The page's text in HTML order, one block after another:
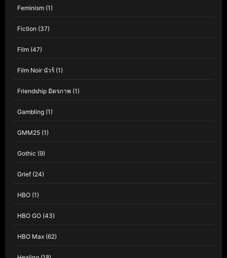
Feminism (1)
Fiction (37)
Film (47)
Film Noir นัวร์ (1)
Friendship มิตรภาพ (1)
Gambling (1)
GMM25 (1)
Gothic (9)
Grief (24)
HBO (1)
HBO GO (43)
HBO Max (62)